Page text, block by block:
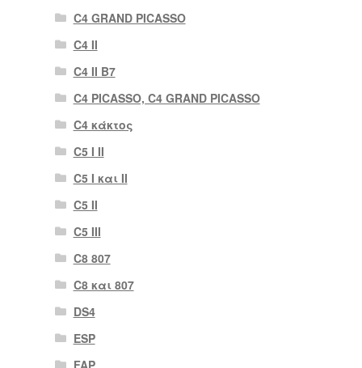
C4 GRAND PICASSO
C4 II
C4 II B7
C4 PICASSO, C4 GRAND PICASSO
C4 κάκτος
C5 I II
C5 I και II
C5 II
C5 III
C8 807
C8 και 807
DS4
ESP